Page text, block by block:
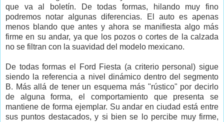
que va al boletín. De todas formas, hilando muy fino
podremos notar algunas diferencias. El auto es apenas
menos blando que antes y ahora se manifiesta algo más
firme en su andar, ya que los pozos o cortes de la calzada
no se filtran con la suavidad del modelo mexicano.
De todas formas el Ford Fiesta (a criterio personal) sigue
siendo la referencia a nivel dinámico dentro del segmento
B. Más allá de tener un esquema más "rústico" por decirlo
de alguna forma, el comportamiento que presenta se
mantiene de forma ejemplar. Su andar en ciudad está entre
sus puntos destacados, y si bien se lo percibe muy firme,